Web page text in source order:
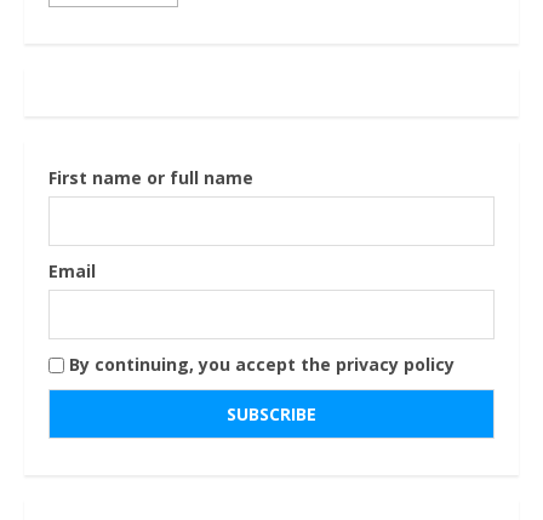
First name or full name
Email
By continuing, you accept the privacy policy